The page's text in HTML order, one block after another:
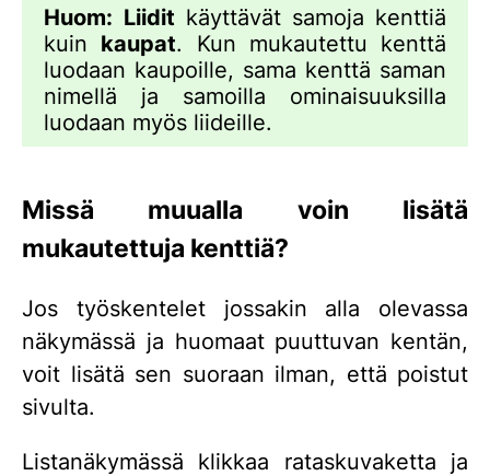
Huom: Liidit käyttävät samoja kenttiä
kuin kaupat. Kun mukautettu kenttä
luodaan kaupoille, sama kenttä saman
nimellä ja samoilla ominaisuuksilla
luodaan myös liideille.
Missä muualla voin lisätä
mukautettuja kenttiä?
Jos työskentelet jossakin alla olevassa
näkymässä ja huomaat puuttuvan kentän,
voit lisätä sen suoraan ilman, että poistut
sivulta.
Listanäkymässä klikkaa rataskuvaketta ja